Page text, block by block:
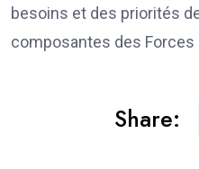
besoins et des priorités
composantes des
Share: